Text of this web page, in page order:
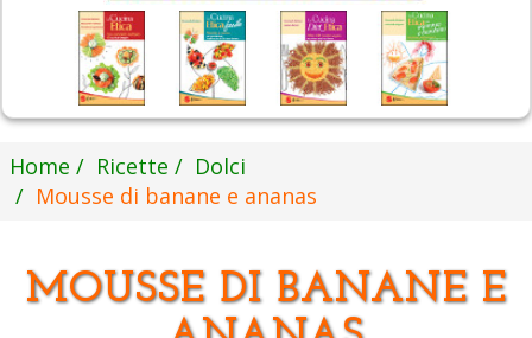
Home Ricette
Dolci
Mousse di banane e ananas
MOUSSE DI BANANE E